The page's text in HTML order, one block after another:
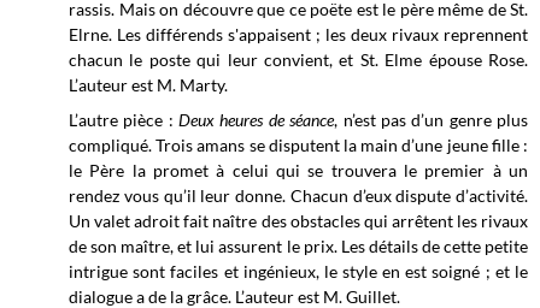
rassis. Mais on découvre que ce poëte est le père même de St.
Elrne. Les différends s'appaisent ; les deux rivaux reprennent
chacun le poste qui leur convient, et St. Elme épouse Rose.
L’auteur est M. Marty.
L’autre pièce :Deux heures de séance, n’est pas d’un genre plus
compliqué. Trois amans se disputent la main d’une jeune fille :
le Père la promet à celui qui se trouvera le premier à un
rendez vous qu’il leur donne. Chacun d’eux dispute d’activité.
Un valet adroit fait naître des obstacles qui arrêtent les rivaux
de son maître, et lui assurent le prix. Les détails de cette petite
intrigue sont faciles et ingénieux, le style en est soigné ; et le
dialogue a de la grâce. L’auteur est M. Guillet.